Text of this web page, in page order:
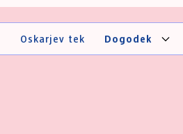
Oskarjev tek Dogodek